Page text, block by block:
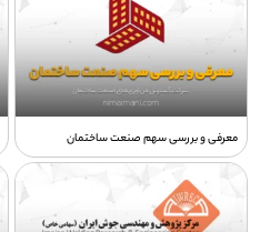
معرفی و بررسی سهم صنعت ساختمان